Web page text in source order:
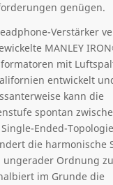
genügen.
Verstärker
MANLEY
mit
entwickelt
kann die
spontan
Ended-
die harmonische
ungerader Ordnung
im Grunde die